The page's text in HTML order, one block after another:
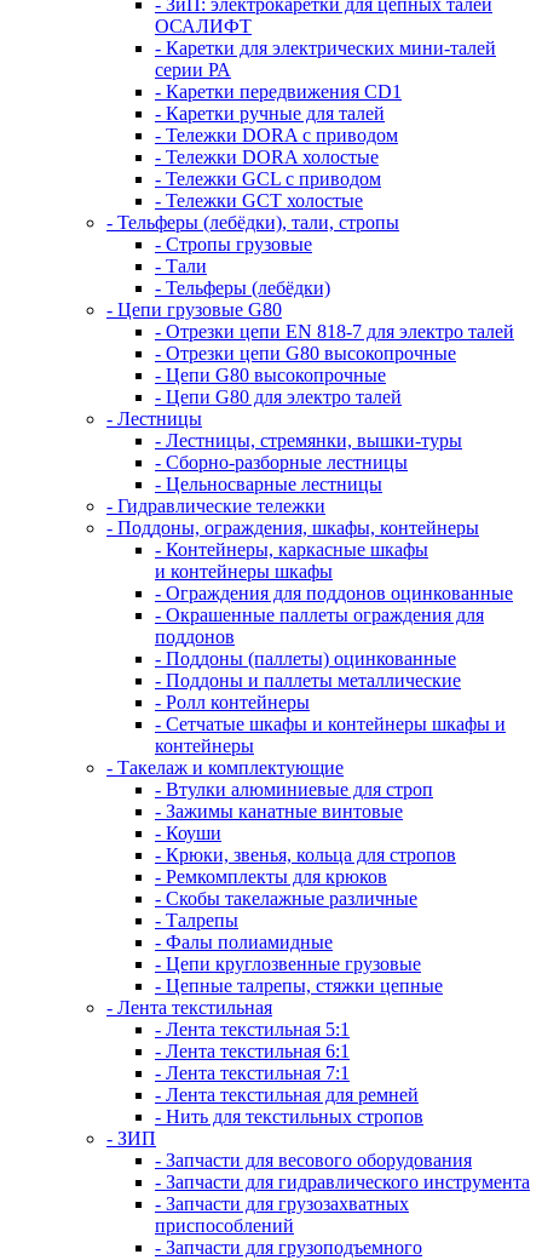
ОСАЛИФТ
- Каретки для электрических мини-талей
серии РА
- Каретки передвижения CD1
- Каретки ручные для талей
- Тележки DORA с приводом
- Тележки DORA холостые
- Тележки GCL с приводом
- Тележки GCT холостые
- Тельферы (лебёдки), тали, стропы
- Стропы грузовые
- Тали
- Тельферы (лебёдки)
- Цепи грузовые G80
- Отрезки цепи EN 818-7 для электро талей
- Отрезки цепи G80 высокопрочные
- Цепи G80 высокопрочные
- Цепи G80 для электро талей
- Лестницы
- Лестницы, стремянки, вышки-туры
- Сборно-разборные лестницы
- Цельносварные лестницы
- Гидравлические тележки
- Поддоны, ограждения, шкафы, контейнеры
- Контейнеры, каркасные шкафы
и контейнеры шкафы
- Ограждения для поддонов оцинкованные
- Окрашенные паллеты ограждения для
поддонов
- Поддоны (паллеты) оцинкованные
- Поддоны и паллеты металлические
- Ролл контейнеры
- Сетчатые шкафы и контейнеры шкафы и
контейнеры
- Такелаж и комплектующие
- Втулки алюминиевые для строп
- Зажимы канатные винтовые
- Коуши
- Крюки, звенья, кольца для стропов
- Ремкомплекты для крюков
- Скобы такелажные различные
- Талрепы
- Фалы полиамидные
- Цепи круглозвенные грузовые
- Цепные талрепы, стяжки цепные
- Лента текстильная
- Лента текстильная 5:1
- Лента текстильная 6:1
- Лента текстильная 7:1
- Лента текстильная для ремней
- Нить для текстильных стропов
- ЗИП
- Запчасти для весового оборудования
- Запчасти для гидравлического инструмента
- Запчасти для грузозахватных
приспособлений
- Запчасти для грузоподъемного